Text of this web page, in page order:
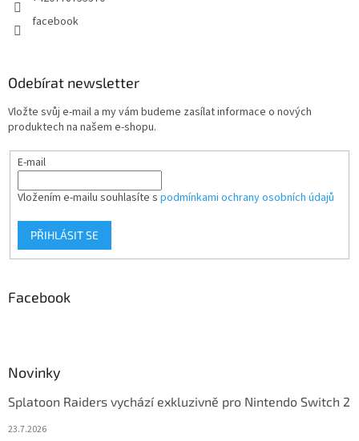
facebook
Odebírat newsletter
Vložte svůj e-mail a my vám budeme zasílat informace o nových
produktech na našem e-shopu.
E-mail
Vložením e-mailu souhlasíte s podmínkami ochrany osobních údajů
PŘIHLÁSIT SE
Facebook
Novinky
Splatoon Raiders vychází exkluzivně pro Nintendo Switch 2
23.7.2026